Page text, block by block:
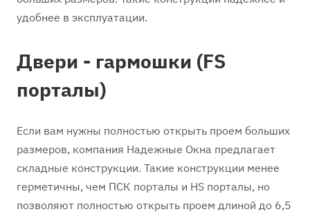
удобнее в эксплуатации.
Двери - гармошки (FS
порталы)
Если вам нужны полностью открыть проем больших
размеров, компания Надежные Окна предлагает
складные конструкции. Такие конструкции менее
герметичны, чем ПСК порталы и HS порталы, но
позволяют полностью открыть проем длиной до 6,5